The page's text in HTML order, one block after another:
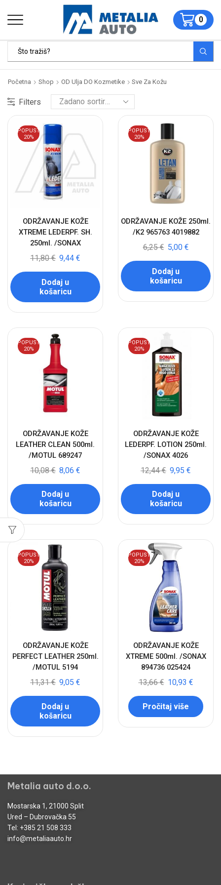
0
Početna Shop OD Ulja DO Kozmetike Sve Za Kožu
Filters
POPUST
20%
ODRŽAVANJE KOŽE
XTREME LEDERPF. SH.
250ml. /SONAX
11,80€ 9,44 €
Dodaj u
košaricu
POPUST
20%
ODRŽAVANJE KOŽE 250ml.
/K2 965763 4019882
6,25€ 5,00 €
Dodaj u
košaricu
POPUST
20%
ODRŽAVANJE KOŽE
LEATHER CLEAN 500ml.
/MOTUL 689247
10,08€ 8,06 €
Dodaj u
košaricu
POPUST
20%
ODRŽAVANJE KOŽE
LEDERPF. LOTION 250ml.
/SONAX 4026
12,44€ 9,95 €
Dodaj u
košaricu
POPUST
20%
ODRŽAVANJE KOŽE
PERFECT LEATHER 250ml.
/MOTUL 5194
11,31€ 9,05 €
Dodaj u
košaricu
POPUST
20%
ODRŽAVANJE KOŽE
XTREME 500ml. /SONAX
894736 025424
13,66€ 10,93 €
Pročitaj više
Metalia auto d.o.o.
Mostarska 1, 21000 Split
Ured – Dubrovačka 55
Tel: +385 21 508 333
info@metaliaauto.hr